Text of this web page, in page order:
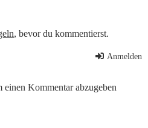
, bevor du kommentierst.
Anmelden
Kommentar abzugeben